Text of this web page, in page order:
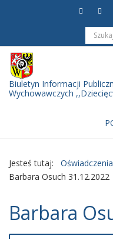
Biuletyn Informacji
Wychowawczych
Jesteś tutaj:
Barbara Osuch 31.12.2022
Barbara